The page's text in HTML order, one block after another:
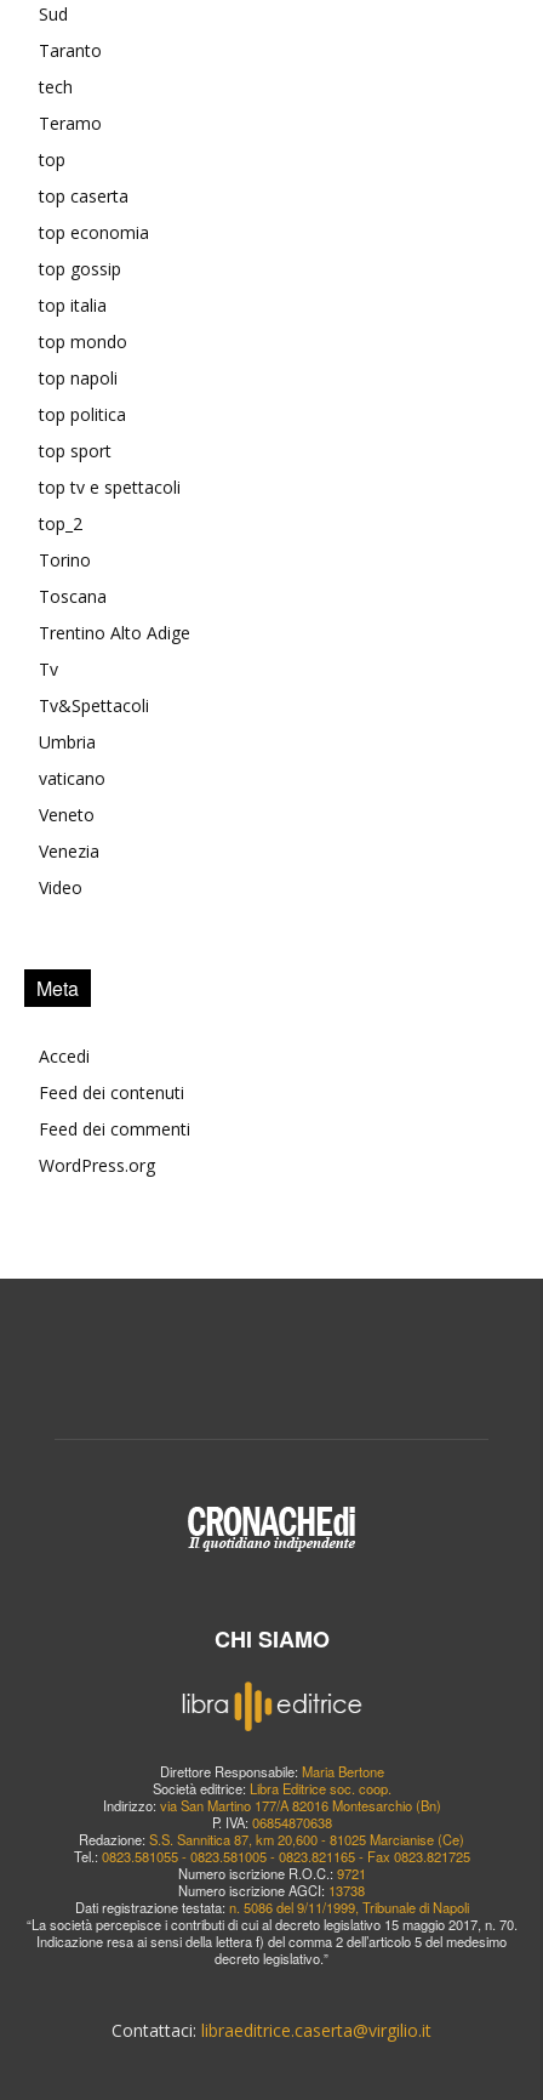
Sud
Taranto
tech
Teramo
top
top caserta
top economia
top gossip
top italia
top mondo
top napoli
top politica
top sport
top tv e spettacoli
top_2
Torino
Toscana
Trentino Alto Adige
Tv
Tv&Spettacoli
Umbria
vaticano
Veneto
Venezia
Video
Meta
Accedi
Feed dei contenuti
Feed dei commenti
WordPress.org
CHI SIAMO
Direttore Responsabile: Maria Bertone
Società editrice: Libra Editrice soc. coop.
Indirizzo: via San Martino 177/A 82016 Montesarchio (Bn)
P. IVA: 06854870638
Redazione: S.S. Sannitica 87, km 20,600 - 81025 Marcianise (Ce)
Tel.: 0823.581055 - 0823.581005 - 0823.821165 - Fax 0823.821725
Numero iscrizione R.O.C.: 9721
Numero iscrizione AGCI: 13738
Dati registrazione testata: n. 5086 del 9/11/1999, Tribunale di Napoli
“La società percepisce i contributi di cui al decreto legislativo 15 maggio 2017, n. 70.
Indicazione resa ai sensi della lettera f) del comma 2 dell’articolo 5 del medesimo
decreto legislativo.”
Contattaci: libraeditrice.caserta@virgilio.it